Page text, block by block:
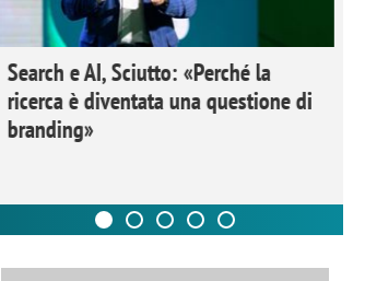
Search e AI, Sciutto: «Perché la
ricerca è diventata una questione di
branding»